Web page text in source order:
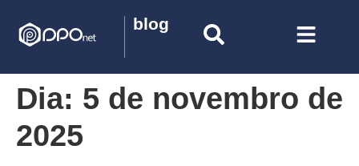
blog
Dia: 5 de novembro de
2025